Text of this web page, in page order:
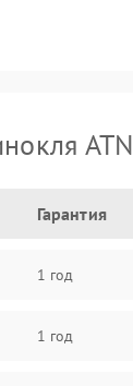
ATN
Гарантия
1 год
1 год